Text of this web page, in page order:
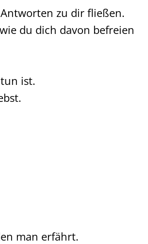
zu dir fließen.
du dich davon befreien
ist.
man erfährt.